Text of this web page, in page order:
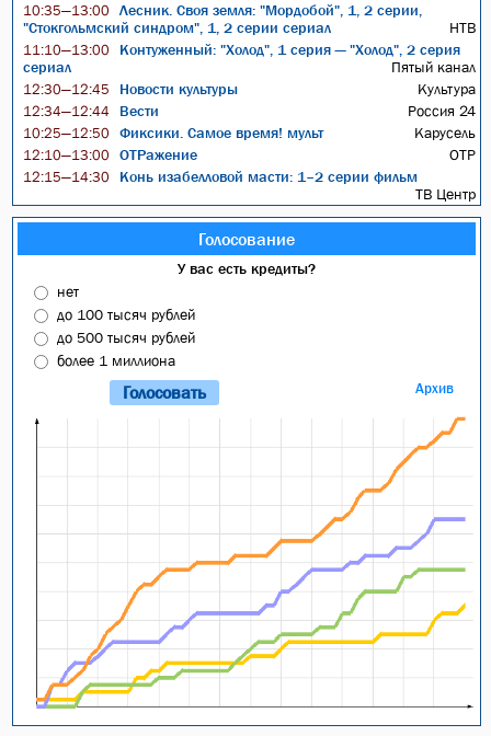
10:35—13:00
Лесник. Своя земля: "Мордобой", 1, 2 серии,
"Стокгольмский синдром", 1, 2 серии сериал
НТВ
11:10—13:00
Контуженный: "Холод", 1 серия — "Холод", 2 серия
сериал
Пятый канал
12:30—12:45 Новости культуры Культура
12:34—12:44 Вести Россия 24
10:25—12:50 Фиксики. Самое время! мульт Карусель
12:10—13:00 ОТРажение ОТР
12:15—14:30
Конь изабелловой масти: 1–2 серии фильм
ТВ Центр
Голосование
У вас есть кредиты?
нет
до 100 тысяч рублей
до 500 тысяч рублей
более 1 миллиона
Архив